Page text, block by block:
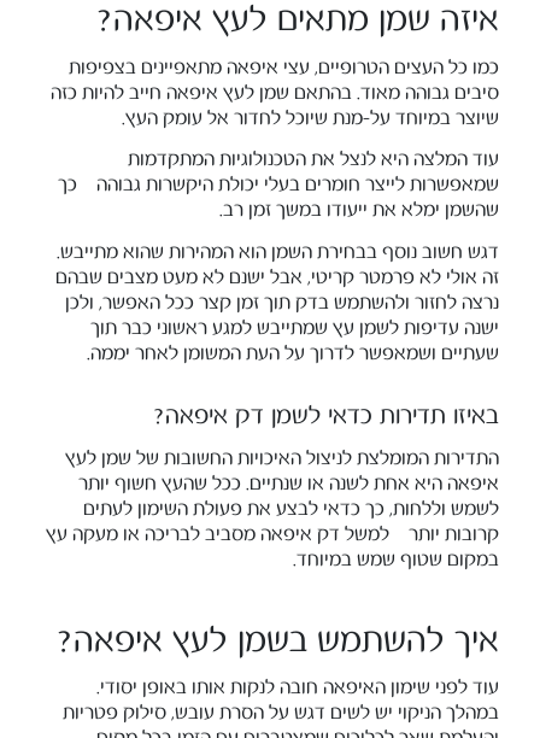
איזה שמן מתאים לעץ איפאה?
כמו כל העצים הטרופיים, עצי איפאה מתאפיינים בצפיפות
סיבים גבוהה מאוד. בהתאם שמן לעץ איפאה חייב להיות כזה
שיוצר במיוחד על-מנת שיוכל לחדור אל עומק העץ.
עוד המלצה היא לנצל את הטכנולוגיות המתקדמות
שמאפשרות לייצר חומרים בעלי יכולת היקשרות גבוהה – כך
שהשמן ימלא את ייעודו במשך זמן רב.
דגש חשוב נוסף בבחירת השמן הוא המהירות שהוא מתייבש.
זה אולי לא פרמטר קריטי, אבל ישנם לא מעט מצבים שבהם
נרצה לחזור ולהשתמש בדק תוך זמן קצר ככל האפשר, ולכן
ישנה עדיפות לשמן עץ שמתייבש למגע ראשוני כבר תוך
שעתיים ושמאפשר לדרוך על העת המשומן לאחר יממה.
באיזו תדירות כדאי לשמן דק איפאה?
התדירות המומלצת לניצול האיכויות החשובות של שמן לעץ
איפאה היא אחת לשנה או שנתיים. ככל שהעץ חשוף יותר
לשמש וללחות, כך כדאי לבצע את פעולת השימון לעתים
קרובות יותר – למשל דק איפאה מסביב לבריכה או מעקה עץ
במקום שטוף שמש במיוחד.
איך להשתמש בשמן לעץ איפאה?
עוד לפני שימון האיפאה חובה לנקות אותו באופן יסודי.
במהלך הניקוי יש לשים דגש על הסרת עובש, סילוק פטריות